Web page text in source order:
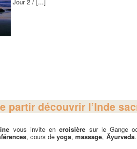
partir découvrir l’Inde
vous invite encroisière sur le Gange
, cours deyoga,massage, Âyurveda